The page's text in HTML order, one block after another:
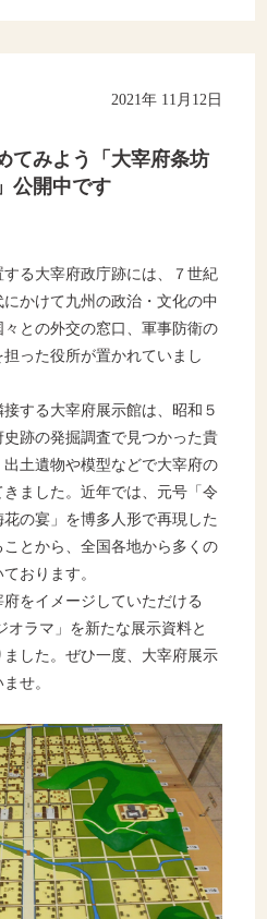
2021年 11月12日
てみよう「大宰府条坊
公開中です
る大宰府政庁跡には、７世紀
かけて九州の政治・文化の中
との外交の窓口、軍事防衛の
った役所が置かれていまし
する大宰府展示館は、昭和５
跡の発掘調査で見つかった貴
土遺物や模型などで大宰府の
ました。近年では、元号「令
の宴」を博多人形で再現した
とから、全国各地から多くの
おります。
をイメージしていただける
オラマ」を新たな展示資料と
した。ぜひ一度、大宰府展示
せ。